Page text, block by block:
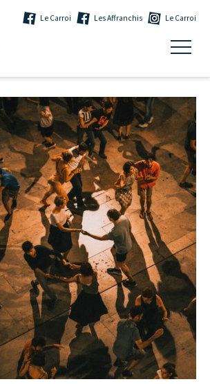
Le Carroi Les Affranchis Le Carroi